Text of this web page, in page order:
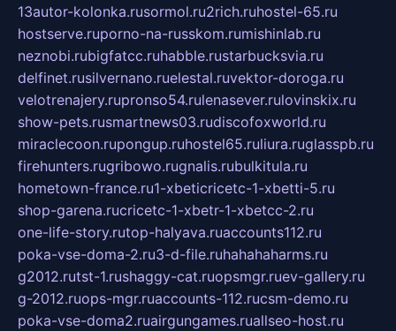
13autor-kolonka.rusormol.ru2rich.ruhostel-65.ru
hostserve.ruporno-na-russkom.rumishinlab.ru
neznobi.rubigfatcc.ruhabble.rustarbucksvia.ru
delfinet.rusilvernano.ruelestal.ruvektor-doroga.ru
velotrenajery.rupronso54.rulenasever.rulovinskix.ru
show-pets.rusmartnews03.rudiscofoxworld.ru
miraclecoon.rupongup.ruhostel65.ruliura.ruglasspb.ru
firehunters.rugribowo.rugnalis.rubulkitula.ru
hometown-france.ru1-xbeticricetc-1-xbetti-5.ru
shop-garena.rucricetc-1-xbetr-1-xbetcc-2.ru
one-life-story.rutop-halyava.ruaccounts112.ru
poka-vse-doma-2.ru3-d-file.ruhahahaharms.ru
g2012.rutst-1.rushaggy-cat.ruopsmgr.ruev-gallery.ru
g-2012.ruops-mgr.ruaccounts-112.rucsm-demo.ru
poka-vse-doma2.ruairgungames.ruallseo-host.ru